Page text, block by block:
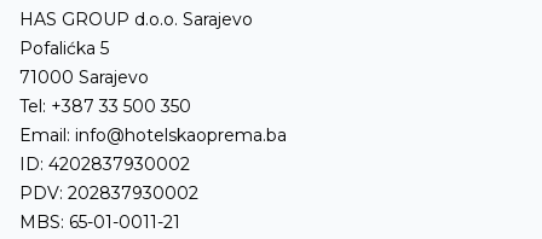
HAS GROUP d.o.o. Sarajevo
Pofalićka 5
71000 Sarajevo
Tel: +387 33 500 350
Email: info@hotelskaoprema.ba
ID: 4202837930002
PDV: 202837930002
MBS: 65-01-0011-21